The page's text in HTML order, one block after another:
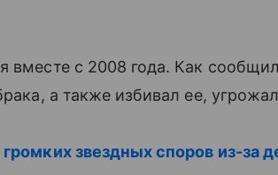
с 2008 года. Как
а также избивал ее,
звездных споров из-за